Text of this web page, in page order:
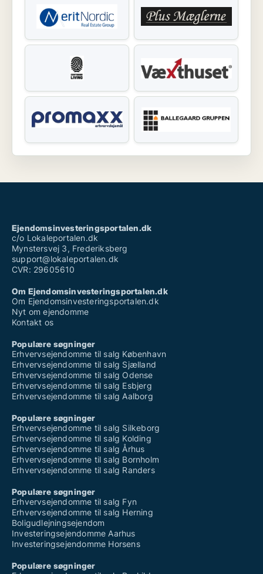
Ejendomsinvesteringsportalen.dk
c/o Lokaleportalen.dk
Mynstersvej 3, Frederiksberg
support@lokaleportalen.dk
CVR: 29605610
Om Ejendomsinvesteringsportalen.dk
Om Ejendomsinvesteringsportalen.dk
Nyt om ejendomme
Kontakt os
Populære søgninger
Erhvervsejendomme til salg København
Erhvervsejendomme til salg Sjælland
Erhvervsejendomme til salg Odense
Erhvervsejendomme til salg Esbjerg
Erhvervsejendomme til salg Aalborg
Populære søgninger
Erhvervsejendomme til salg Silkeborg
Erhvervsejendomme til salg Kolding
Erhvervsejendomme til salg Århus
Erhvervsejendomme til salg Bornholm
Erhvervsejendomme til salg Randers
Populære søgninger
Erhvervsejendomme til salg Fyn
Erhvervsejendomme til salg Herning
Boligudlejningsejendom
Investeringsejendomme Aarhus
Investeringsejendomme Horsens
Populære søgninger